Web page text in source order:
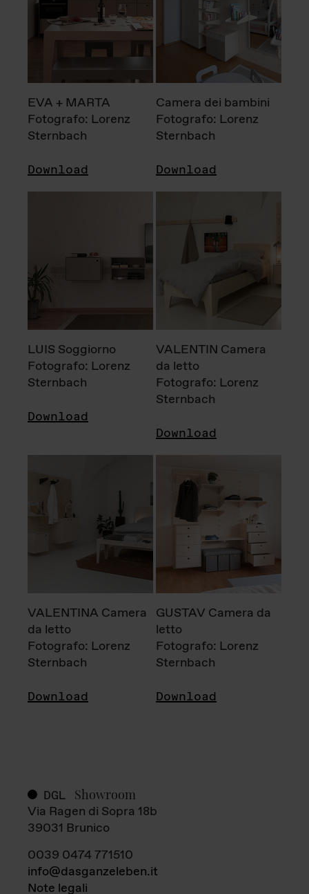
EVA + MARTA
Fotografo: Lorenz
Sternbach
Download
Camera dei bambini
Fotografo: Lorenz
Sternbach
Download
LUIS Soggiorno
Fotografo: Lorenz
Sternbach
Download
VALENTIN Camera
da letto
Fotografo: Lorenz
Sternbach
Download
VALENTINA Camera
da letto
Fotografo: Lorenz
Sternbach
Download
GUSTAV Camera da
letto
Fotografo: Lorenz
Sternbach
Download
DGL Showroom
Via Ragen di Sopra 18b
39031 Brunico
0039 0474 771510
info@dasganzeleben.it
Note legali